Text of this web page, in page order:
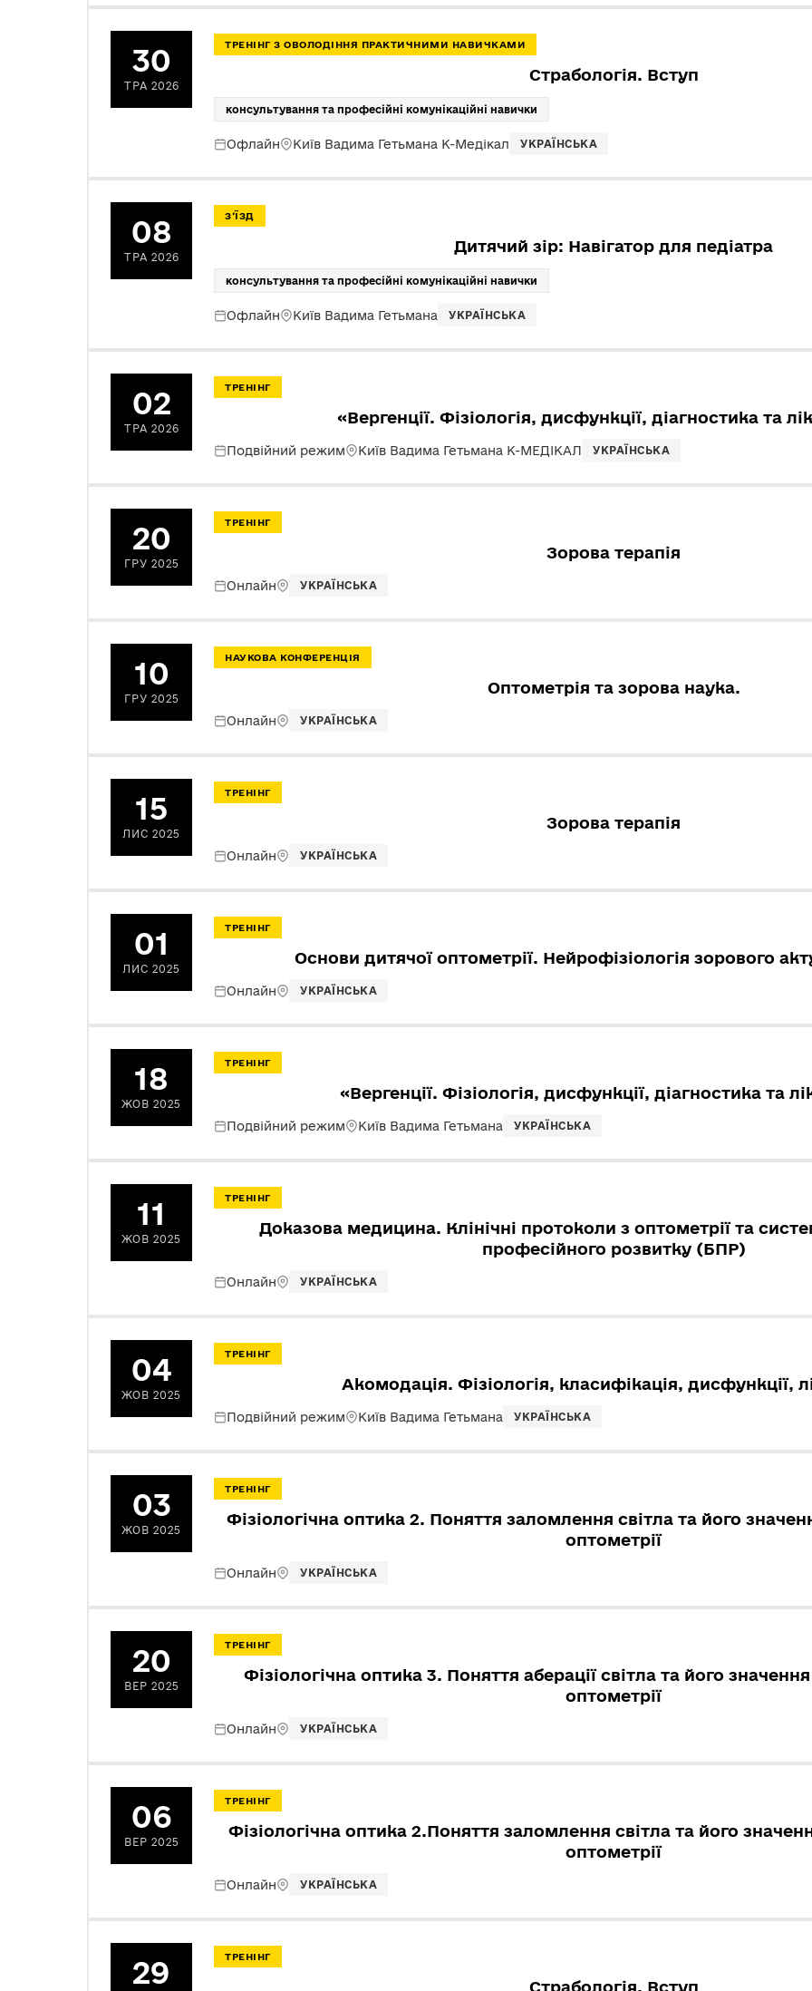
30
ТРА 2026
ТРЕНІНГ З ОВОЛОДІННЯ ПРАКТИЧНИМИ НАВИЧКАМИ
Страбологія. Вступ
консультування та професійні комунікаційні навички
Офлайн Київ Вадима Гетьмана К-Медікал УКРАЇНСЬКА
08
ТРА 2026
З’ЇЗД
Дитячий зір: Навігатор для педіатра
консультування та професійні комунікаційні навички
Офлайн Київ Вадима Гетьмана УКРАЇНСЬКА
02
ТРА 2026
ТРЕНІНГ
«Вергенції. Фізіологія, дисфункції, діагностика та
Подвійний режим Київ Вадима Гетьмана К-МЕДІКАЛ УКРАЇНСЬКА
20
ГРУ 2025
ТРЕНІНГ
Зорова терапія
Онлайн УКРАЇНСЬКА
10
ГРУ 2025
НАУКОВА КОНФЕРЕНЦІЯ
Оптометрія та зорова наука.
Онлайн УКРАЇНСЬКА
15
ЛИС 2025
ТРЕНІНГ
Зорова терапія
Онлайн УКРАЇНСЬКА
01
ЛИС 2025
ТРЕНІНГ
Основи дитячої оптометрії. Нейрофізіологія зорового
Онлайн УКРАЇНСЬКА
18
ЖОВ 2025
ТРЕНІНГ
«Вергенції. Фізіологія, дисфункції, діагностика та
Подвійний режим Київ Вадима Гетьмана УКРАЇНСЬКА
11
ЖОВ 2025
ТРЕНІНГ
Доказова медицина. Клінічні протоколи з оптометрії та
професійного розвитку (БПР)
Онлайн УКРАЇНСЬКА
04
ЖОВ 2025
ТРЕНІНГ
Акомодація. Фізіологія, класифікація, дисфункції,
Подвійний режим Київ Вадима Гетьмана УКРАЇНСЬКА
03
ЖОВ 2025
ТРЕНІНГ
Фізіологічна оптика 2. Поняття заломлення світла та його
оптометрії
Онлайн УКРАЇНСЬКА
20
ВЕР 2025
ТРЕНІНГ
Фізіологічна оптика 3. Поняття аберації світла та його
оптометрії
Онлайн УКРАЇНСЬКА
06
ВЕР 2025
ТРЕНІНГ
Фізіологічна оптика 2.Поняття заломлення світла та його
оптометрії
Онлайн УКРАЇНСЬКА
29 ТРЕНІНГ
Страбологія. Вступ